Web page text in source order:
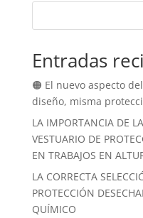
Entradas
🟠 El nuevo aspecto
diseño, misma
LA IMPORTANCIA DE
VESTUARIO DE
EN TRABAJOS EN
LA CORRECTA
PROTECCIÓN
QUÍMICO